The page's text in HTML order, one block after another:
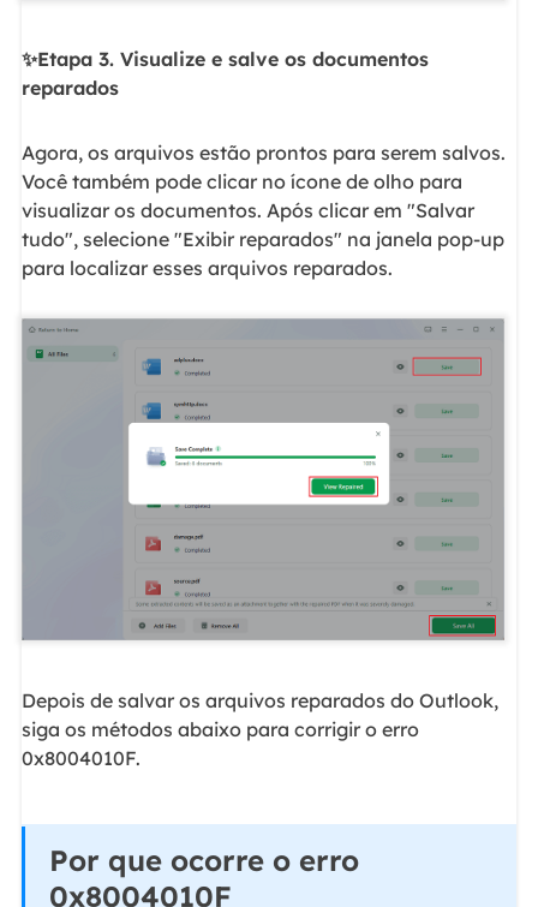
✨Etapa 3. Visualize e salve os documentos
reparados
Agora, os arquivos estão prontos para serem salvos.
Você também pode clicar no ícone de olho para
visualizar os documentos. Após clicar em "Salvar
tudo", selecione "Exibir reparados" na janela pop-up
para localizar esses arquivos reparados.
Depois de salvar os arquivos reparados do Outlook,
siga os métodos abaixo para corrigir o erro
0x8004010F.
Por que ocorre o erro
0x8004010F